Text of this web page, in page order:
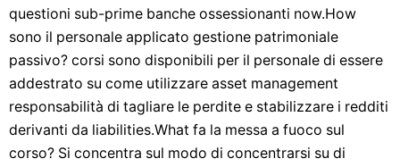
questioni sub-prime banche ossessionanti now.How
sono il personale applicato gestione patrimoniale
passivo? corsi sono disponibili per il personale di essere
addestrato su come utilizzare asset management
responsabilità di tagliare le perdite e stabilizzare i redditi
derivanti da liabilities.What fa la messa a fuoco sul
corso? Si concentra sul modo di concentrarsi su di